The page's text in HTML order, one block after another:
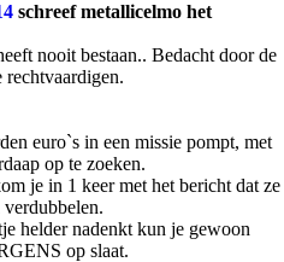
schreef metallicelmo het
nooit bestaan.. Bedacht door de
euro`s in een missie pompt, met
op te zoeken.
je in 1 keer met het bericht dat ze
helder nadenkt kun je gewoon
op slaat.